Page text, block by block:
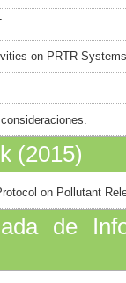
on PRTR
(2015)
on Pollutant
de